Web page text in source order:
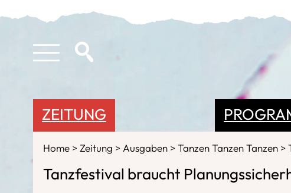
ZEITUNG
Home Zeitung Ausgaben Tanzen Tanzen Tanzen
Tanzfestival braucht